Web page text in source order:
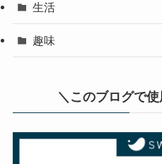
生活
趣味
＼このブログで使